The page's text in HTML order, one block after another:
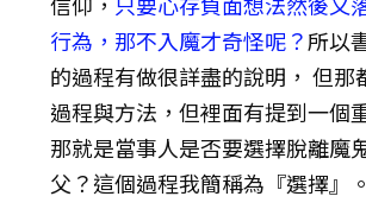
行為，那不入魔才奇怪呢？所以
的過程有做很詳盡的說明， 但那
過程與方法，但裡面有提到一個
那就是當事人是否要選擇脫離魔
父？這個過程我簡稱為『選擇』。